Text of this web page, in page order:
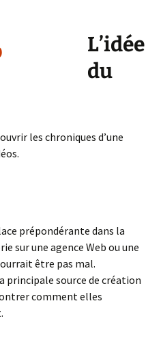
L’idée
du
les chroniques d’une
prépondérante dans la
sur une agence Web ou une
être pas mal.
principale source de création
comment elles